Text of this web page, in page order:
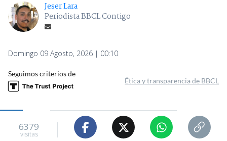
Jeser Lara
Periodista BBCL Contigo
Domingo 09 Agosto, 2026 | 00:10
Seguimos criterios de
Ética y transparencia de BBCL
6379
visitas